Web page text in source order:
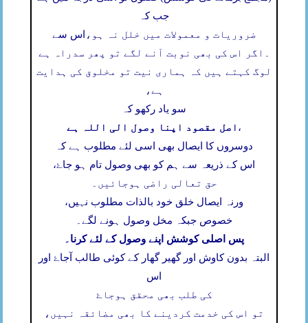
جب کہ
اس سے ضروریات و معمولات میں خلل نہ ہو،
اگر اس کی بھی نوبت آنے لگے تو پھر سدراہ ہے
لوگ کہتے ہیں کہ ہماری نیت تو مخلوق کی ہدایت
ہے،
سو یاد رکھو کہ
اصل مقصود اپنا وصول الی اللہ ہے ،
دوسروں کا ایصال بھی اسی لئے مطلوب ہے کہ
اس کے ذریعہ سے ہم کو بھی وصول تام ہو جاۓ،
حق تعالی راضی ہوجائیں۔
ورنہ ایصال خلق خود بالذات مطلوب نہیں،
خصوص جبکہ مخل وصول ہونے لگے۔
پس اصلی کوشش اپنے وصول کے لئے کرنا۔
البتہ بدون کاوش اور گھیر گھار کے کوئی طالب آجاۓ اور
اس
کی طلب بھی محقق ہوجاۓ
تو اس کی خدمت کردینے کا بھی مضائقہ نہیں،